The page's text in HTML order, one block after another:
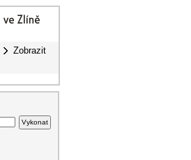
Zobrazit